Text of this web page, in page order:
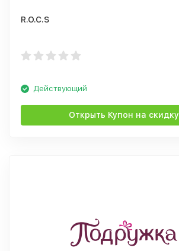
R.O.C.S
Действующий
Открыть Купон на скидку